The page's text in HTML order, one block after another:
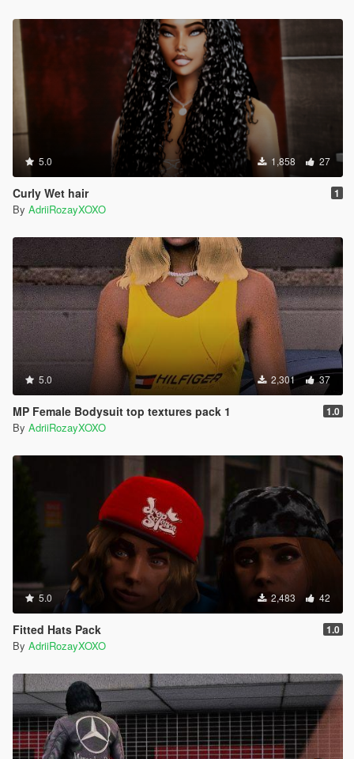
5.0 1,858 27
Curly Wet hair 1
By AdriiRozayXOXO
5.0 2,301 37
MP Female Bodysuit top textures pack 1 1.0
By AdriiRozayXOXO
5.0 2,483 42
Fitted Hats Pack 1.0
By AdriiRozayXOXO